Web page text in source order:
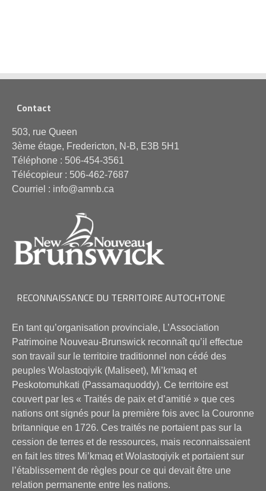
Contact
503, rue Queen
3ème étage, Fredericton, N-B, E3B 5H1
Téléphone : 506-454-3561
Télécopieur : 506-462-7687
Courriel : info@amnb.ca
RECONNAISSANCE DU TERRITOIRE AUTOCHTONE
En tant qu’organisation provinciale, L’Association
Patrimoine Nouveau-Brunswick reconnaît qu’il effectue
son travail sur le territoire traditionnel non cédé des
peuples Wolastoqiyik (Maliseet), Mi’kmaq et
Peskotomuhkati (Passamaquoddy). Ce territoire est
couvert par les « Traités de paix et d’amitié » que ces
nations ont signés pour la première fois avec la Couronne
britannique en 1726. Ces traités ne portaient pas sur la
cession de terres et de ressources, mais reconnaissaient
en fait les titres Mi’kmaq et Wolastoqiyik et portaient sur
l’établissement de règles pour ce qui devait être une
relation permanente entre les nations.